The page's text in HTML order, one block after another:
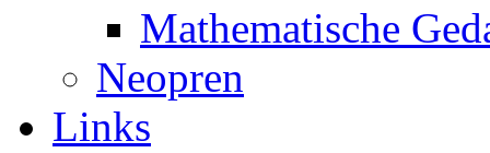
Mathematische
Neopren
Links